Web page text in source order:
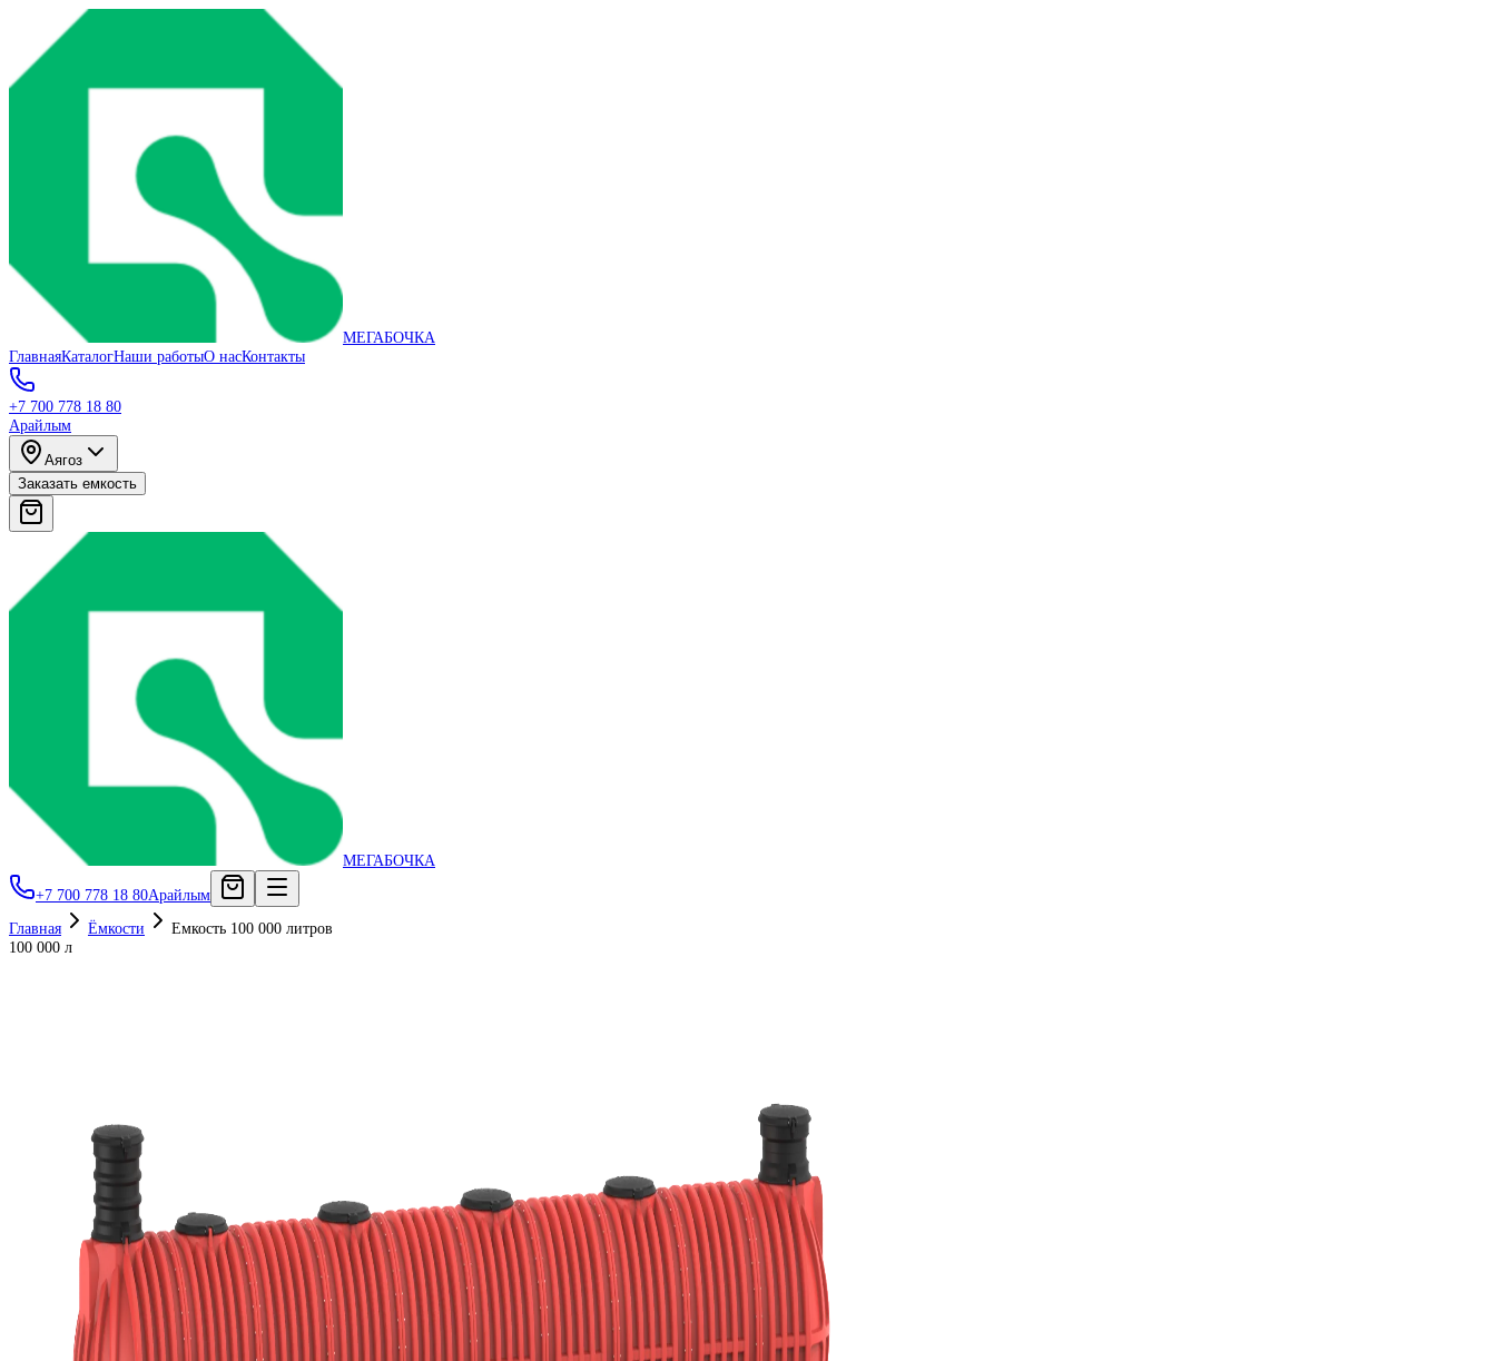
МЕГАБОЧКА
ГлавнаяКаталогНаши работыО насКонтакты
+7 700 778 18 80
Арайлым
Аягоз
Заказать емкость
МЕГАБОЧКА
+7 700 778 18 80Арайлым
Главная
Ёмкости
Емкость 100 000 литров
100 000 л